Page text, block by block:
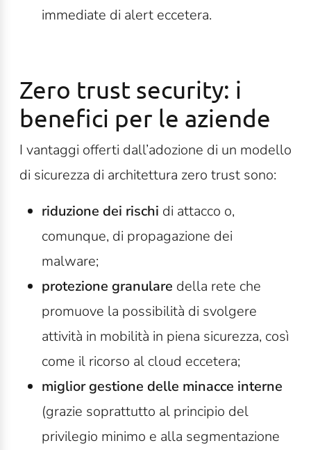
immediate di alert eccetera.
Zero trust security: i
benefici per le aziende
I vantaggi offerti dall’adozione di un modello
di sicurezza di architettura zero trust sono:
riduzione dei rischi di attacco o,
comunque, di propagazione dei
malware;
protezione granulare della rete che
promuove la possibilità di svolgere
attività in mobilità in piena sicurezza, così
come il ricorso al cloud eccetera;
miglior gestione delle minacce interne
(grazie soprattutto al principio del
privilegio minimo e alla segmentazione